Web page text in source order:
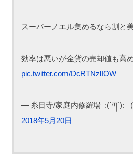
スーパーノエル集めるなら割と
効率は悪いが金貨の売却値も高
pic.twitter.com/DcRTNzlIOW
— 糸日寺/家庭内修羅場_:(´ཀ`):_
2018年5月20日